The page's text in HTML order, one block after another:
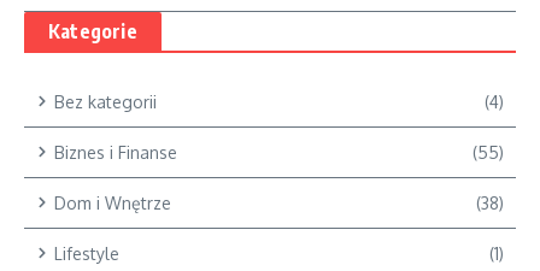
Kategorie
Bez kategorii (4)
Biznes i Finanse (55)
Dom i Wnętrze (38)
Lifestyle (1)